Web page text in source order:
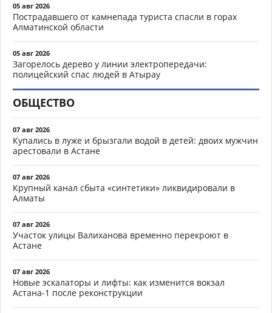
05 авг 2026
Пострадавшего от камнепада туриста спасли в горах
Алматинской области
05 авг 2026
Загорелось дерево у линии электропередачи:
полицейский спас людей в Атырау
ОБЩЕСТВО
07 авг 2026
Купались в луже и брызгали водой в детей: двоих мужчин
арестовали в Астане
07 авг 2026
Крупный канал сбыта «синтетики» ликвидировали в
Алматы
07 авг 2026
Участок улицы Валиханова временно перекроют в
Астане
07 авг 2026
Новые эскалаторы и лифты: как изменится вокзал
Астана-1 после реконструкции